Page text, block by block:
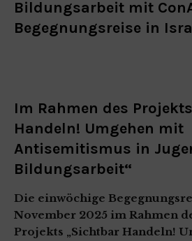
Bildungsarbeit mit
Begegnungsreise in
Im Rahmen des
Handeln! Umgehen mit
Antisemitismus in
Bildungsarbeit“
Die einwöchige
November 2025 im Rahmen
Projekts „Sichtbar Handeln!